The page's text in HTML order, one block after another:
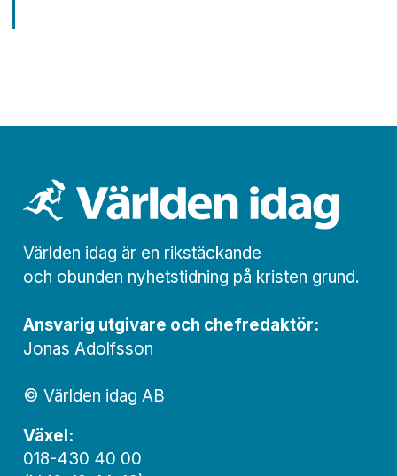
Världen idag är en rikstäckande
och obunden nyhets­­­tidning på kristen grund.
Ansvarig utgivare och chef­redaktör:
Jonas Adolfsson
© Världen idag AB
Växel:
018-430 40 00